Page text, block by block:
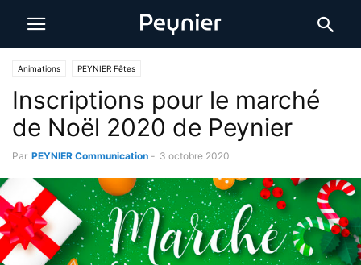
Animations PEYNIER Fêtes
Inscriptions pour le marché
de Noël 2020 de Peynier
Par PEYNIER Communication - 3 octobre 2020